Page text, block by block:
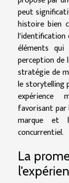
peut
histoire bien
l'identification
éléments
perception de
stratégie de
le storytelling
expérience
favorisant par
marque et
concurrentiel.
La